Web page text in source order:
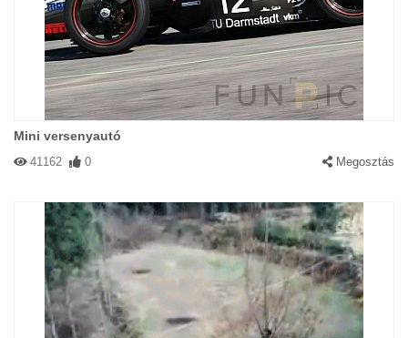
Mini versenyautó
41162 0 Megosztás